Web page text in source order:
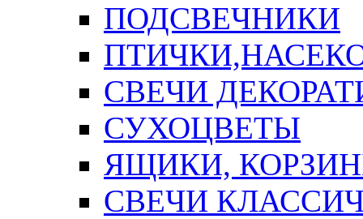
ПОДСВЕЧНИКИ
СВЕЧИ
СУХОЦВЕТЫ
ЯЩИКИ,
СВЕЧИ